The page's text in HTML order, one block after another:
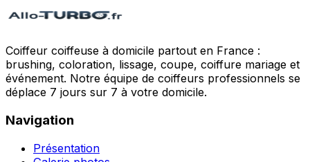
Coiffeur coiffeuse à domicile partout en France :
brushing, coloration, lissage, coupe, coiffure mariage et
événement. Notre équipe de coiffeurs professionnels se
déplace 7 jours sur 7 à votre domicile.
Navigation
Présentation